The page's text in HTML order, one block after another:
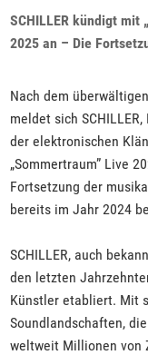
SCHILLER kündigt mit
2025 an – Die
Nach dem
meldet sich
der elektronischen
„Sommertraum” Live
Fortsetzung der
bereits im Jahr 2024
SCHILLER, auch
den letzten
Künstler etabliert. Mit
Soundlandschaften,
weltweit Millionen von